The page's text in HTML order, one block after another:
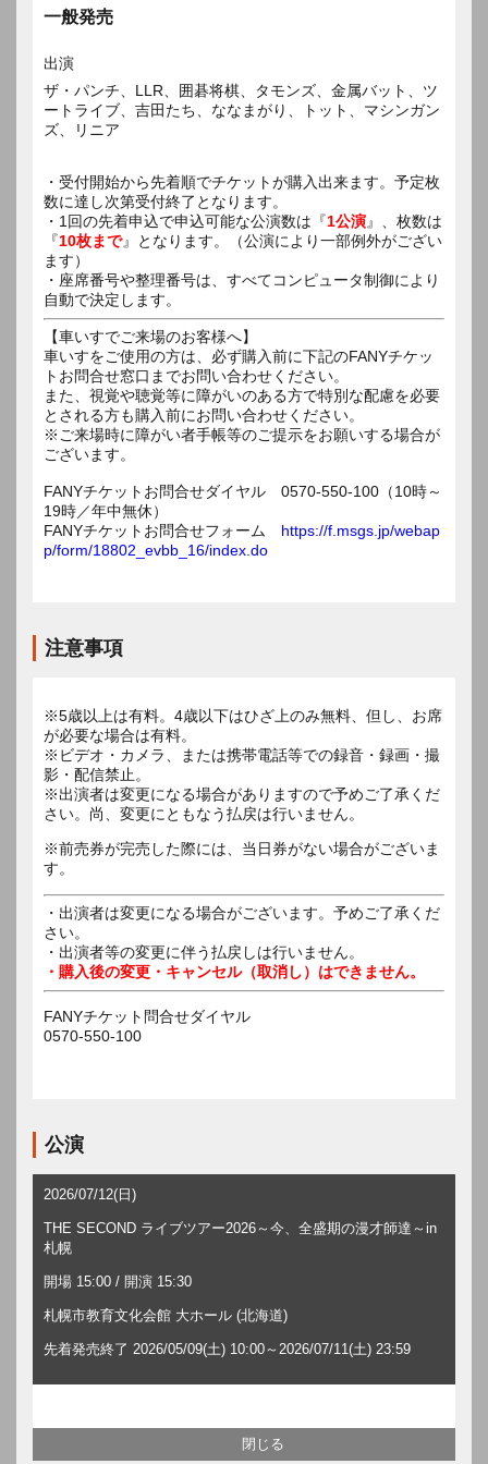
一般発売
出演
ザ・パンチ、LLR、囲碁将棋、タモンズ、金属バット、ツ
ートライブ、吉田たち、ななまがり、トット、マシンガン
ズ、リニア
・受付開始から先着順でチケットが購入出来ます。予定枚
数に達し次第受付終了となります。
・1回の先着申込で申込可能な公演数は『1公演』、枚数は
『10枚まで』となります。（公演により一部例外がござい
ます）
・座席番号や整理番号は、すべてコンピュータ制御により
自動で決定します。
【車いすでご来場のお客様へ】
車いすをご使用の方は、必ず購入前に下記のFANYチケッ
トお問合せ窓口までお問い合わせください。
また、視覚や聴覚等に障がいのある方で特別な配慮を必要
とされる方も購入前にお問い合わせください。
※ご来場時に障がい者手帳等のご提示をお願いする場合が
ございます。
FANYチケットお問合せダイヤル 0570-550-100（10時～
19時／年中無休）
FANYチケットお問合せフォーム https://f.msgs.jp/webap
p/form/18802_evbb_16/index.do
注意事項
※5歳以上は有料。4歳以下はひざ上のみ無料、但し、お席
が必要な場合は有料。
※ビデオ・カメラ、または携帯電話等での録音・録画・撮
影・配信禁止。
※出演者は変更になる場合がありますので予めご了承くだ
さい。尚、変更にともなう払戻は行いません。
※前売券が完売した際には、当日券がない場合がございま
す。
・出演者は変更になる場合がございます。予めご了承くだ
さい。
・出演者等の変更に伴う払戻しは行いません。
・購入後の変更・キャンセル（取消し）はできません。
FANYチケット問合せダイヤル
0570-550-100
公演
2026/07/12(日)
THE SECOND ライブツアー2026～今、全盛期の漫才師達～in
札幌
開場 15:00 / 開演 15:30
札幌市教育文化会館 大ホール (北海道)
先着発売終了 2026/05/09(土) 10:00～2026/07/11(土) 23:59